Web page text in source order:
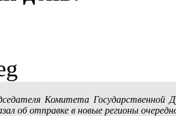
Комитета
об отправке в новые регионы